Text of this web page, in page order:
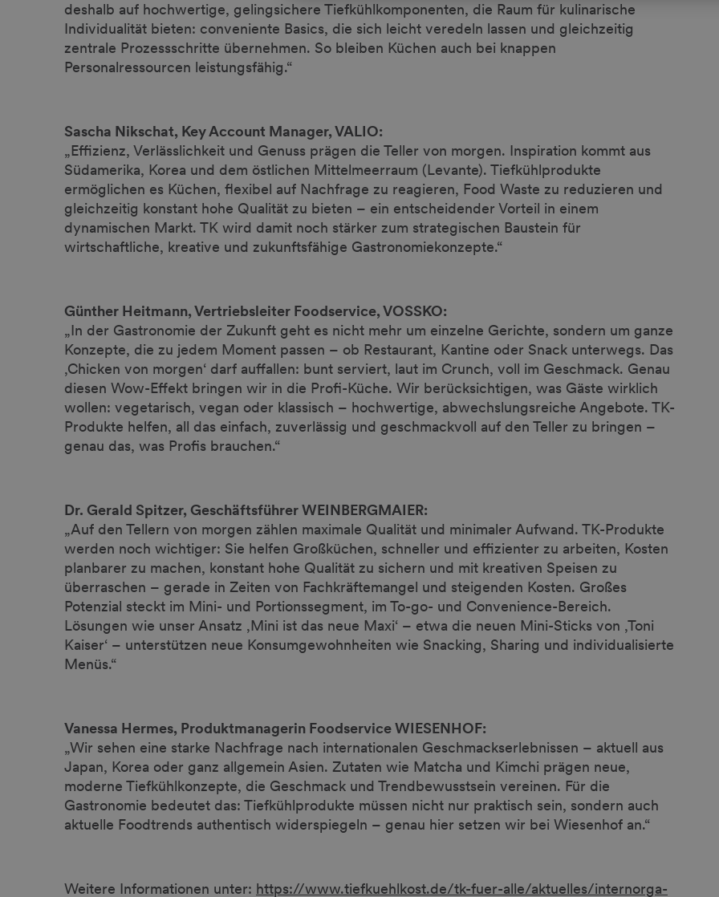
deshalb auf hochwertige, gelingsichere Tiefkühlkomponenten, die Raum für kulinarische
Individualität bieten: conveniente Basics, die sich leicht veredeln lassen und gleichzeitig
zentrale Prozessschritte übernehmen. So bleiben Küchen auch bei knappen
Personalressourcen leistungsfähig.“
Sascha Nikschat, Key Account Manager, VALIO:
„Effizienz, Verlässlichkeit und Genuss prägen die Teller von morgen. Inspiration kommt aus
Südamerika, Korea und dem östlichen Mittelmeerraum (Levante). Tiefkühlprodukte
ermöglichen es Küchen, flexibel auf Nachfrage zu reagieren, Food Waste zu reduzieren und
gleichzeitig konstant hohe Qualität zu bieten – ein entscheidender Vorteil in einem
dynamischen Markt. TK wird damit noch stärker zum strategischen Baustein für
wirtschaftliche, kreative und zukunftsfähige Gastronomiekonzepte.“
Günther Heitmann, Vertriebsleiter Foodservice, VOSSKO:
„In der Gastronomie der Zukunft geht es nicht mehr um einzelne Gerichte, sondern um ganze
Konzepte, die zu jedem Moment passen – ob Restaurant, Kantine oder Snack unterwegs. Das
‚Chicken von morgen‘ darf auffallen: bunt serviert, laut im Crunch, voll im Geschmack. Genau
diesen Wow-Effekt bringen wir in die Profi-Küche. Wir berücksichtigen, was Gäste wirklich
wollen: vegetarisch, vegan oder klassisch – hochwertige, abwechslungsreiche Angebote. TK-
Produkte helfen, all das einfach, zuverlässig und geschmackvoll auf den Teller zu bringen –
genau das, was Profis brauchen.“
Dr. Gerald Spitzer, Geschäftsführer WEINBERGMAIER:
„Auf den Tellern von morgen zählen maximale Qualität und minimaler Aufwand. TK-Produkte
werden noch wichtiger: Sie helfen Großküchen, schneller und effizienter zu arbeiten, Kosten
planbarer zu machen, konstant hohe Qualität zu sichern und mit kreativen Speisen zu
überraschen – gerade in Zeiten von Fachkräftemangel und steigenden Kosten. Großes
Potenzial steckt im Mini- und Portionssegment, im To-go- und Convenience-Bereich.
Lösungen wie unser Ansatz ‚Mini ist das neue Maxi‘ – etwa die neuen Mini-Sticks von ‚Toni
Kaiser‘ – unterstützen neue Konsumgewohnheiten wie Snacking, Sharing und individualisierte
Menüs.“
Vanessa Hermes, Produktmanagerin Foodservice WIESENHOF:
„Wir sehen eine starke Nachfrage nach internationalen Geschmackserlebnissen – aktuell aus
Japan, Korea oder ganz allgemein Asien. Zutaten wie Matcha und Kimchi prägen neue,
moderne Tiefkühlkonzepte, die Geschmack und Trendbewusstsein vereinen. Für die
Gastronomie bedeutet das: Tiefkühlprodukte müssen nicht nur praktisch sein, sondern auch
aktuelle Foodtrends authentisch widerspiegeln – genau hier setzen wir bei Wiesenhof an.“
Weitere Informationen unter: https://www.tiefkuehlkost.de/tk-fuer-alle/aktuelles/internorga-